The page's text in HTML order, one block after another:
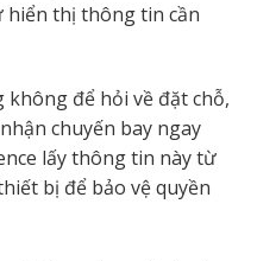
hiển thị thông tin cần
không để hỏi về đặt chỗ,
chuyến bay ngay
lấy thông tin này từ
bị để bảo vệ quyền